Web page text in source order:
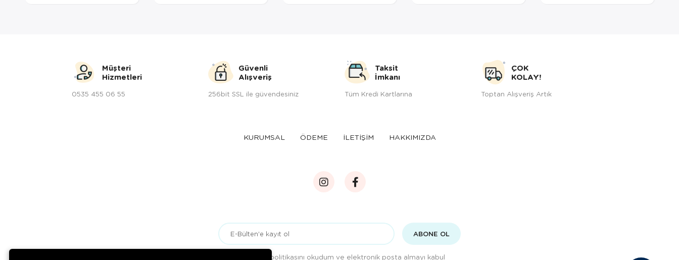
Müşteri
Hizmetleri
0535 455 06 55
Güvenli
Alışveriş
256bit SSL ile güvendesiniz
Taksit
İmkanı
Tüm Kredi Kartlarına
ÇOK
KOLAY!
Toptan Alışveriş Artık
KURUMSAL ÖDEME İLETİŞİM HAKKIMIZDA
ABONE OL
Gizlilik politikasını okudum ve elektronik posta almayı kabul